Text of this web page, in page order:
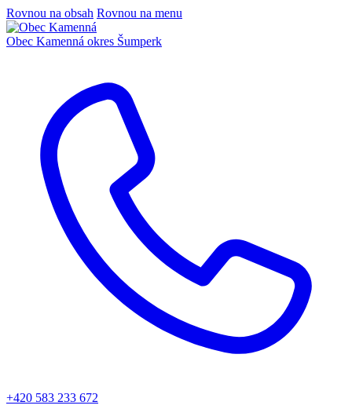
Rovnou na obsah Rovnou na menu
Obec Kamenná okres Šumperk
+420 583 233 672